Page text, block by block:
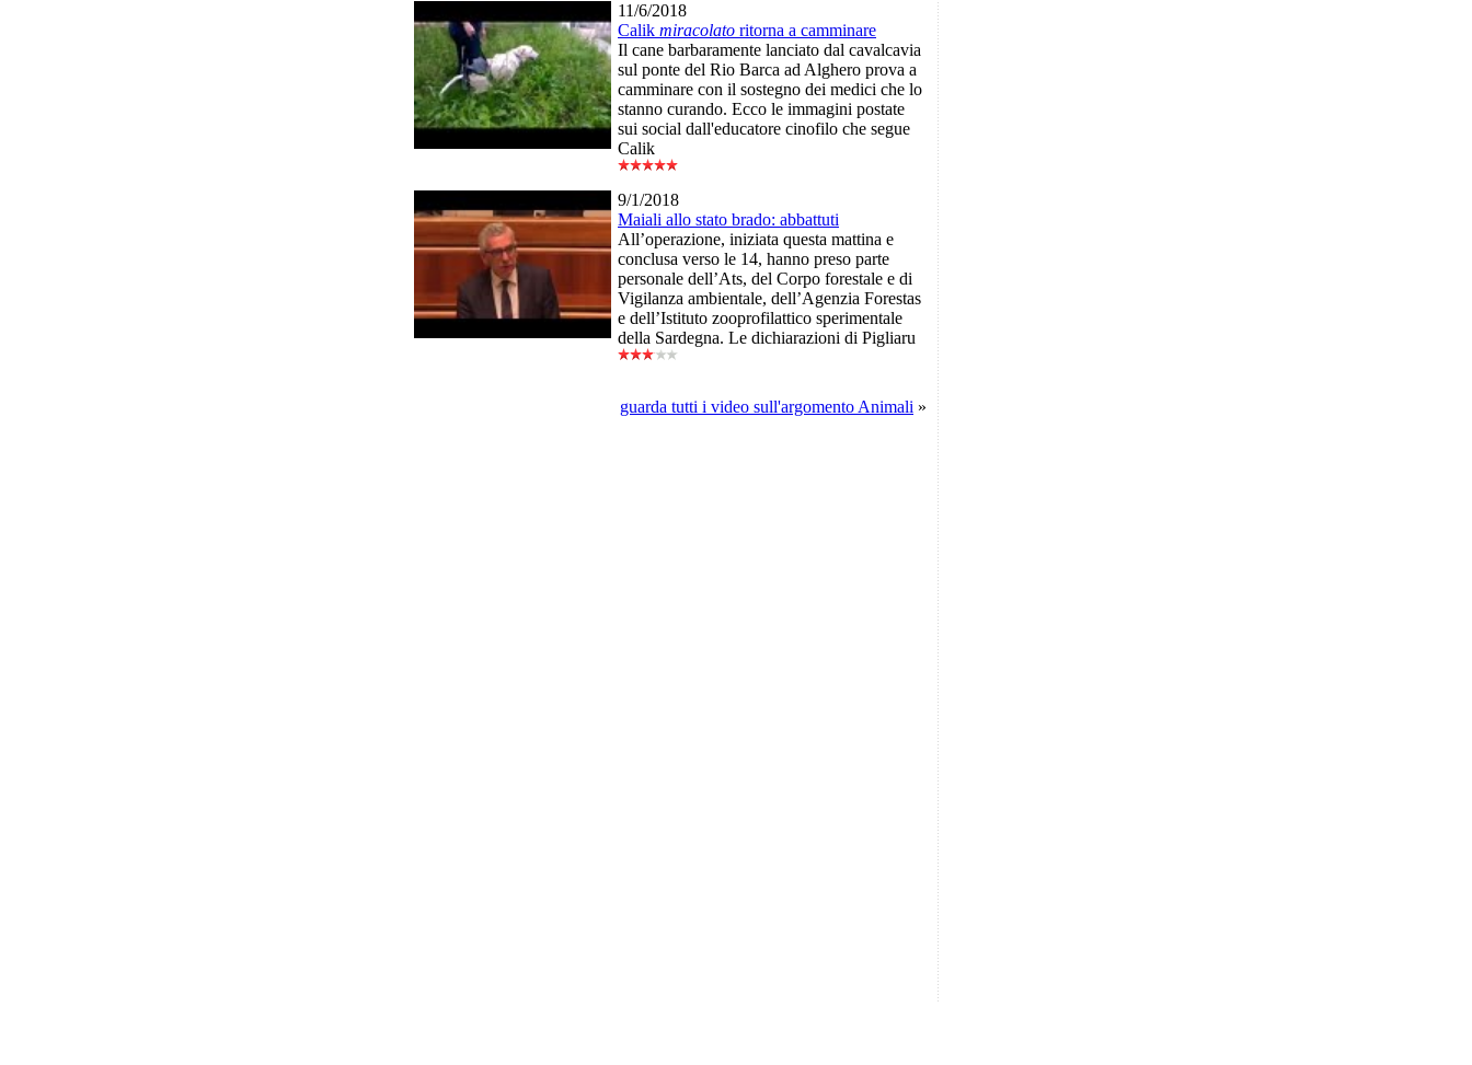
11/6/2018
Calik miracolato ritorna a camminare
Il cane barbaramente lanciato dal cavalcavia
sul ponte del Rio Barca ad Alghero prova a
camminare con il sostegno dei medici che lo
stanno curando. Ecco le immagini postate
sui social dall'educatore cinofilo che segue
Calik
9/1/2018
Maiali allo stato brado: abbattuti
All’operazione, iniziata questa mattina e
conclusa verso le 14, hanno preso parte
personale dell’Ats, del Corpo forestale e di
Vigilanza ambientale, dell’Agenzia Forestas
e dell’Istituto zooprofilattico sperimentale
della Sardegna. Le dichiarazioni di Pigliaru
guarda tutti i video sull'argomento Animali »